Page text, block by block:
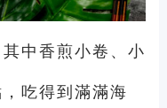
中香煎小卷、小
吃得到滿滿海